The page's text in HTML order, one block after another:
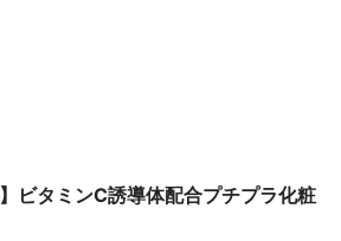
ビタミンC誘導体配合プチプラ化粧